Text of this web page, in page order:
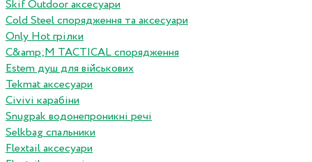
Skif Outdoor аксесуари
Cold Steel спорядження та аксесуари
Only Hot грілки
C&amp;M TACTICAL спорядження
Estem душ для військових
Tekmat аксесуари
Сivivi карабіни
Snugpak водонепроникні речі
Selkbag спальники
Flextail аксесуари